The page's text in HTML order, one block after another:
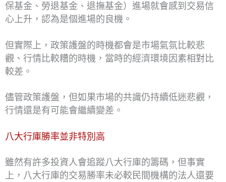
保基金、勞退基金、退撫基金）進場就會感到交易信
心上升，認為是個進場的良機。
但實際上，政策護盤的時機都會是市場氣氛比較悲
觀、行情比較糟的時機，當時的經濟環境因素相對比
較差。
儘管政策護盤，但如果市場的共識仍持續低迷悲觀，
行情還是有可能會繼續變差。
八大行庫勝率並非特別高
雖然有許多投資人會追蹤八大行庫的籌碼，但事實
上，八大行庫的交易勝率未必較民間機構的法人還要